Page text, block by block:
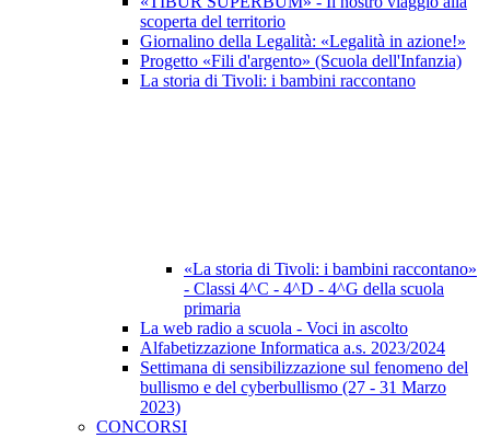
scoperta del territorio
Giornalino della Legalità: «Legalità in azione!»
Progetto «Fili d'argento» (Scuola dell'Infanzia)
La storia di Tivoli: i bambini raccontano
«La storia di Tivoli: i bambini raccontano»
- Classi 4^C - 4^D - 4^G della scuola
primaria
La web radio a scuola - Voci in ascolto
Alfabetizzazione Informatica a.s. 2023/2024
Settimana di sensibilizzazione sul fenomeno del
bullismo e del cyberbullismo (27 - 31 Marzo
2023)
CONCORSI